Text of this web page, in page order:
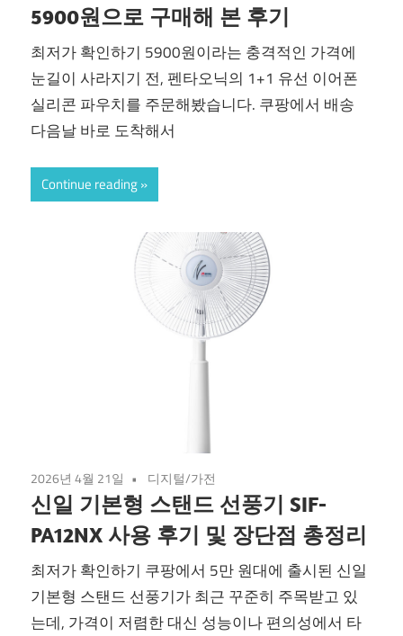
5900원으로 구매해 본 후기
최저가 확인하기 5900원이라는 충격적인 가격에
눈길이 사라지기 전, 펜타오닉의 1+1 유선 이어폰
실리콘 파우치를 주문해봤습니다. 쿠팡에서 배송
다음날 바로 도착해서
Continue reading
2026년 4월 21일 디지털/가전
신일 기본형 스탠드 선풍기 SIF-
PA12NX 사용 후기 및 장단점 총정리
최저가 확인하기 쿠팡에서 5만 원대에 출시된 신일
기본형 스탠드 선풍기가 최근 꾸준히 주목받고 있
는데, 가격이 저렴한 대신 성능이나 편의성에서 타